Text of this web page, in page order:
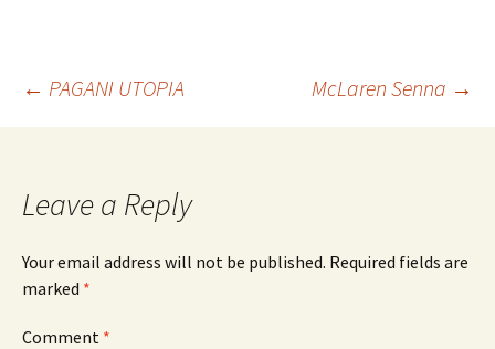
Post
← PAGANI UTOPIA McLaren Senna →
Leave a Reply
Your email address will not be published. Required fields are
marked *
Comment *